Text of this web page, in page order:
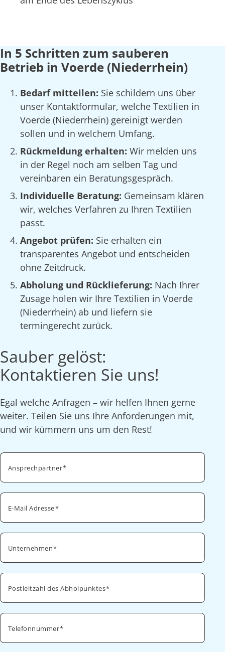
In 5 Schritten zum sauberen
Betrieb in Voerde (Niederrhein)
Bedarf mitteilen: Sie schildern uns über
unser Kontaktformular, welche Textilien in
Voerde (Niederrhein) gereinigt werden
sollen und in welchem Umfang.
Rückmeldung erhalten: Wir melden uns
in der Regel noch am selben Tag und
vereinbaren ein Beratungsgespräch.
Individuelle Beratung: Gemeinsam klären
wir, welches Verfahren zu Ihren Textilien
passt.
Angebot prüfen: Sie erhalten ein
transparentes Angebot und entscheiden
ohne Zeitdruck.
Abholung und Rücklieferung: Nach Ihrer
Zusage holen wir Ihre Textilien in Voerde
(Niederrhein) ab und liefern sie
termingerecht zurück.
Sauber gelöst:
Kontaktieren Sie uns!
Egal welche Anfragen – wir helfen Ihnen gerne
weiter. Teilen Sie uns Ihre Anforderungen mit,
und wir kümmern uns um den Rest!
Ansprechpartner
E-Mail Adresse
Unternehmen
Postleitzahl des Abholpunktes
Telefonnummer